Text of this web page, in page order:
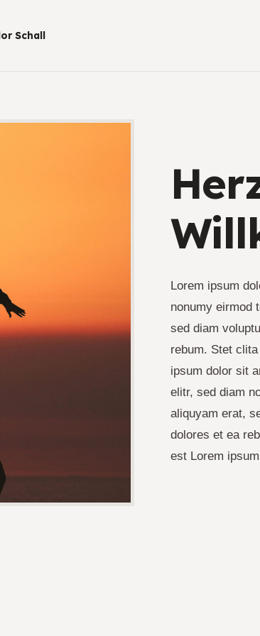
Schall
Lorem ipsum
nonumy eirmod
sed diam
rebum. Stet
ipsum dolor sit
elitr, sed diam
aliquyam erat,
dolores et ea
est Lorem